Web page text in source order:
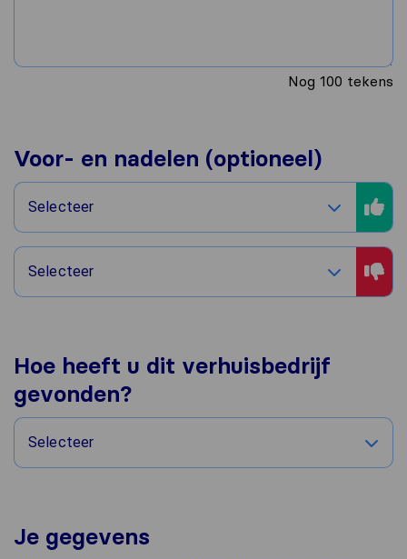
Nog 100 tekens
Voor- en nadelen (optioneel)
Selecteer
Selecteer
Hoe heeft u dit verhuisbedrijf
gevonden?
Selecteer
Je gegevens